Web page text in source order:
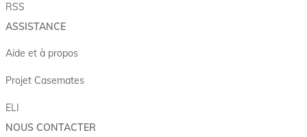
RSS
ASSISTANCE
Aide et à propos
Projet Casemates
ELI
NOUS CONTACTER